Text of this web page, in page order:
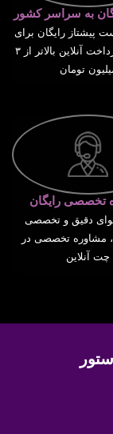
به سراسر کشور
پیشتاز رایگان برای
خریدها با پرداخت آنلاین بالاتر از ۳
تومان
تخصصی رایگان
دقیق و تخصصی
مشاوره تخصصی در
چت آنلاین